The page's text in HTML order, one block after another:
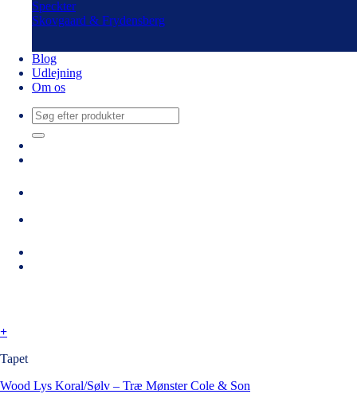
Speckter
Skovgaard & Frydensberg
Blog
Udlejning
Om os
Søg
efter:
+
Tapet
Wood Lys Koral/Sølv – Træ Mønster Cole & Son